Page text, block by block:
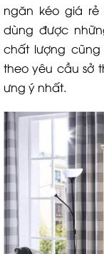
ngăn kéo giá
dùng được
chất lượng
theo yêu cầu sở
ưng ý nhất.